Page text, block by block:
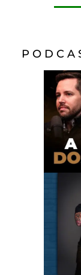
P O D C A